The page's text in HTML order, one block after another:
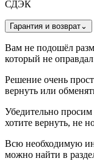
СДЭК
Гарантия и возврат⌄
Вам не подошёл
который не
Решение очень
вернуть или
Убедительно просим
хотите вернуть, не
Всю необходимую
можно найти в